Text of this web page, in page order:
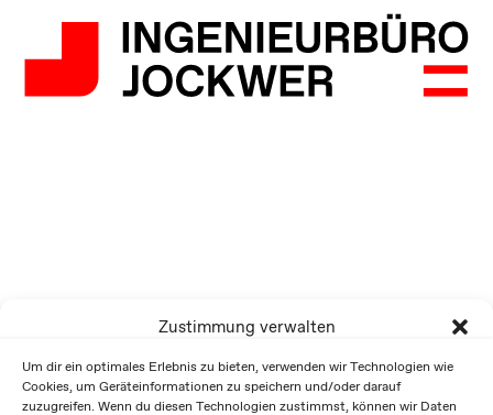
Zustimmung verwalten
Um dir ein optimales Erlebnis zu bieten, verwenden wir Technologien wie
Cookies, um Geräteinformationen zu speichern und/oder darauf
zuzugreifen. Wenn du diesen Technologien zustimmst, können wir Daten